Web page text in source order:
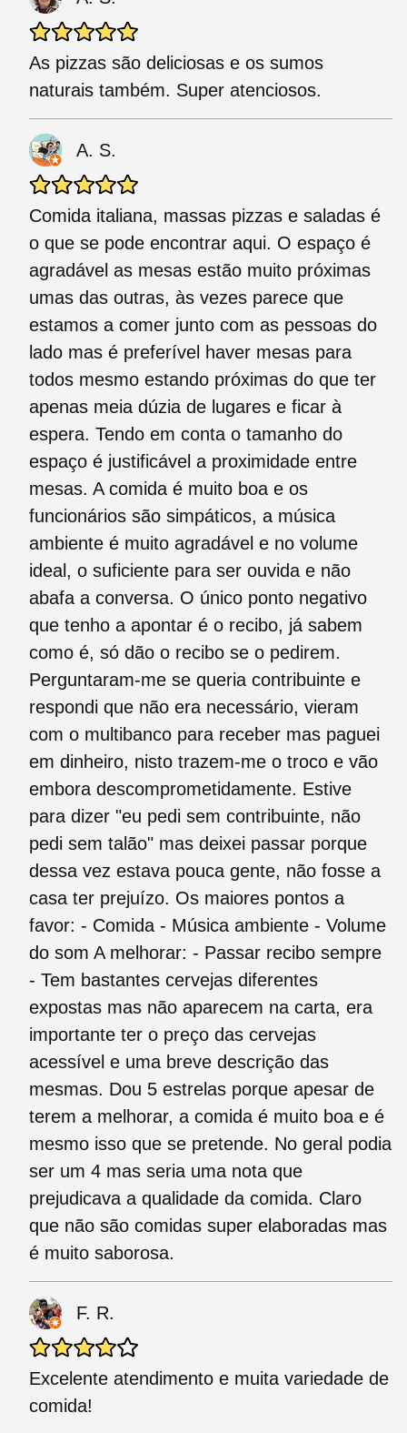
As pizzas são deliciosas e os sumos
naturais também. Super atenciosos.
A. S.
Comida italiana, massas pizzas e saladas é
o que se pode encontrar aqui. O espaço é
agradável as mesas estão muito próximas
umas das outras, às vezes parece que
estamos a comer junto com as pessoas do
lado mas é preferível haver mesas para
todos mesmo estando próximas do que ter
apenas meia dúzia de lugares e ficar à
espera. Tendo em conta o tamanho do
espaço é justificável a proximidade entre
mesas. A comida é muito boa e os
funcionários são simpáticos, a música
ambiente é muito agradável e no volume
ideal, o suficiente para ser ouvida e não
abafa a conversa. O único ponto negativo
que tenho a apontar é o recibo, já sabem
como é, só dão o recibo se o pedirem.
Perguntaram-me se queria contribuinte e
respondi que não era necessário, vieram
com o multibanco para receber mas paguei
em dinheiro, nisto trazem-me o troco e vão
embora descomprometidamente. Estive
para dizer "eu pedi sem contribuinte, não
pedi sem talão" mas deixei passar porque
dessa vez estava pouca gente, não fosse a
casa ter prejuízo. Os maiores pontos a
favor: - Comida - Música ambiente - Volume
do som A melhorar: - Passar recibo sempre
- Tem bastantes cervejas diferentes
expostas mas não aparecem na carta, era
importante ter o preço das cervejas
acessível e uma breve descrição das
mesmas. Dou 5 estrelas porque apesar de
terem a melhorar, a comida é muito boa e é
mesmo isso que se pretende. No geral podia
ser um 4 mas seria uma nota que
prejudicava a qualidade da comida. Claro
que não são comidas super elaboradas mas
é muito saborosa.
F. R.
Excelente atendimento e muita variedade de
comida!